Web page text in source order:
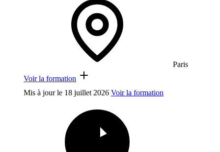
Paris
Voir la formation
Mis à jour le 18 juillet 2026 Voir la formation